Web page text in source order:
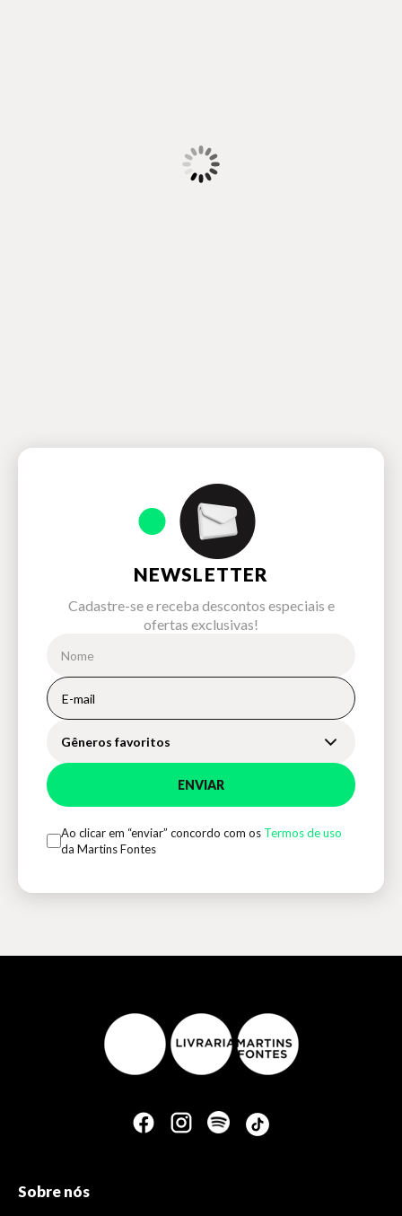
NEWSLETTER
Cadastre-se e receba descontos especiais e
ofertas exclusivas!
Gêneros favoritos
ENVIAR
Ao clicar em “enviar” concordo com os Termos de uso
da Martins Fontes
Sobre nós